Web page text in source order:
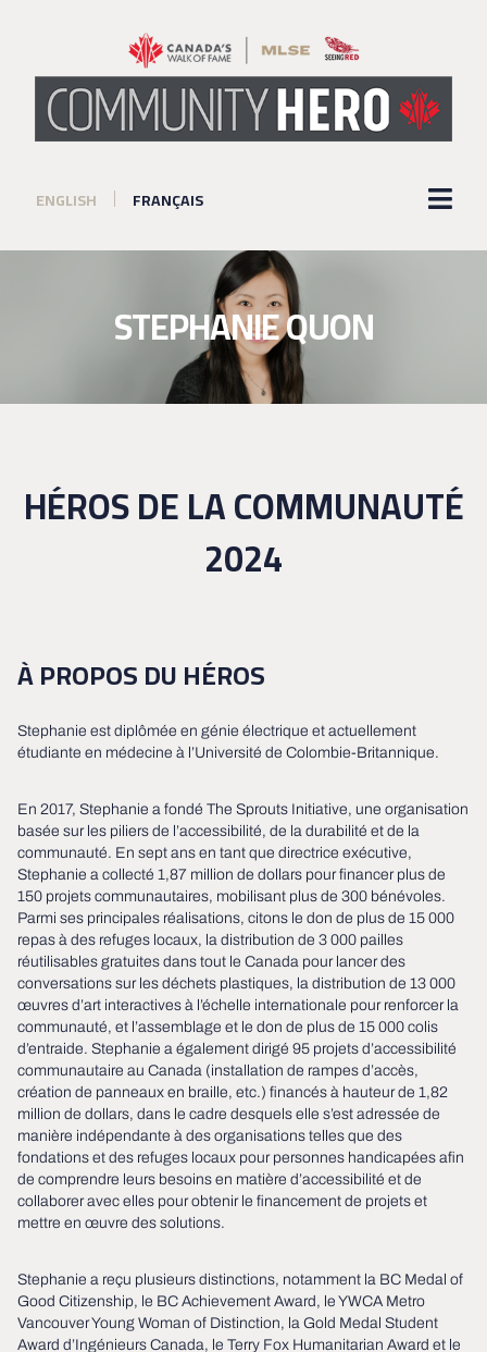
ENGLISH FRANÇAIS
STEPHANIE QUON
HÉROS DE LA COMMUNAUTÉ
2024
À PROPOS DU HÉROS
Stephanie est diplômée en génie électrique et actuellement
étudiante en médecine à l’Université de Colombie-Britannique.
En 2017, Stephanie a fondé The Sprouts Initiative, une organisation
basée sur les piliers de l’accessibilité, de la durabilité et de la
communauté. En sept ans en tant que directrice exécutive,
Stephanie a collecté 1,87 million de dollars pour financer plus de
150 projets communautaires, mobilisant plus de 300 bénévoles.
Parmi ses principales réalisations, citons le don de plus de 15 000
repas à des refuges locaux, la distribution de 3 000 pailles
réutilisables gratuites dans tout le Canada pour lancer des
conversations sur les déchets plastiques, la distribution de 13 000
œuvres d’art interactives à l’échelle internationale pour renforcer la
communauté, et l’assemblage et le don de plus de 15 000 colis
d’entraide. Stephanie a également dirigé 95 projets d’accessibilité
communautaire au Canada (installation de rampes d’accès,
création de panneaux en braille, etc.) financés à hauteur de 1,82
million de dollars, dans le cadre desquels elle s’est adressée de
manière indépendante à des organisations telles que des
fondations et des refuges locaux pour personnes handicapées afin
de comprendre leurs besoins en matière d’accessibilité et de
collaborer avec elles pour obtenir le financement de projets et
mettre en œuvre des solutions.
Stephanie a reçu plusieurs distinctions, notamment la BC Medal of
Good Citizenship, le BC Achievement Award, le YWCA Metro
Vancouver Young Woman of Distinction, la Gold Medal Student
Award d’Ingénieurs Canada, le Terry Fox Humanitarian Award et le